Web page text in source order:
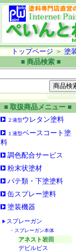
トップページ ＞ 塗
■ 商品検索 ■
■ 取扱商品メニュー ■
２液型ウレタン塗料
１液型ベースコート塗
料
調色配合サービス
粉末状塗材
パテ類・下塗塗料
缶スプレー塗料
塗装機器
スプレーガン
・スプレーガン本体
アネスト岩田
デビルビス